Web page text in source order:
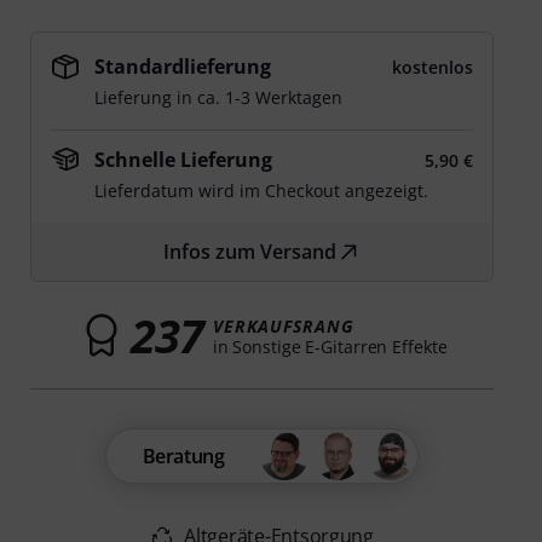
Standardlieferung
kostenlos
Lieferung in ca. 1-3 Werktagen
Schnelle Lieferung
5,90 €
Lieferdatum wird im Checkout angezeigt.
Infos zum Versand
237 VERKAUFSRANG
in Sonstige E-Gitarren Effekte
Beratung
Altgeräte-Entsorgung